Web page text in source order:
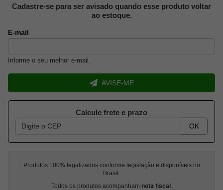
Cadastre-se para ser avisado quando esse produto voltar
ao estoque.
E-mail
Informe o seu melhor e-mail.
AVISE-ME
Calcule frete e prazo
OK
Produtos 100% legalizados conforme legislação e disponíveis no
Brasil.
Todos os produtos acompanham nota fiscal.